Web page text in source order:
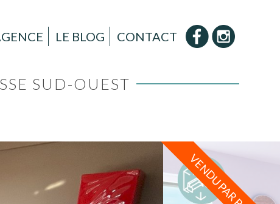
LE BLOG CONTACT
SUD-OUEST